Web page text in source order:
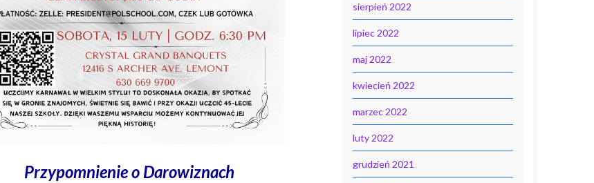
Przypomnienie o Darowiznach
sierpień 2022
lipiec 2022
maj 2022
kwiecień 2022
marzec 2022
luty 2022
grudzień 2021